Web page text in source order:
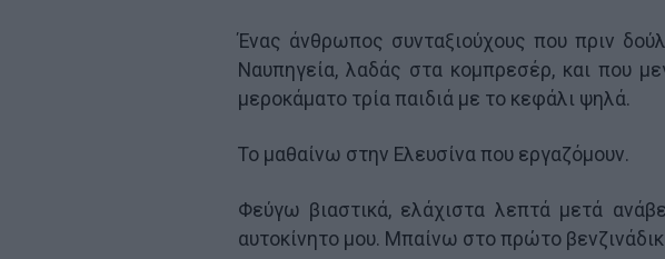
Ένας άνθρωπος συνταξιούχους που πριν
Ναυπηγεία, λαδάς στα κομπρεσέρ, και που
μεροκάματο τρία παιδιά με το κεφάλι ψηλά.
Το μαθαίνω στην Ελευσίνα που εργαζόμουν.
Φεύγω βιαστικά, ελάχιστα λεπτά μετά
αυτοκίνητο μου. Μπαίνω στο πρώτο